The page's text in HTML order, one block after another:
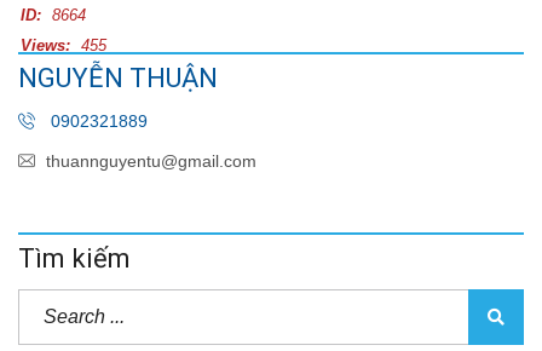
ID: 8664
Views: 455
NGUYỄN THUẬN
0902321889
thuannguyentu@gmail.com
Tìm kiếm